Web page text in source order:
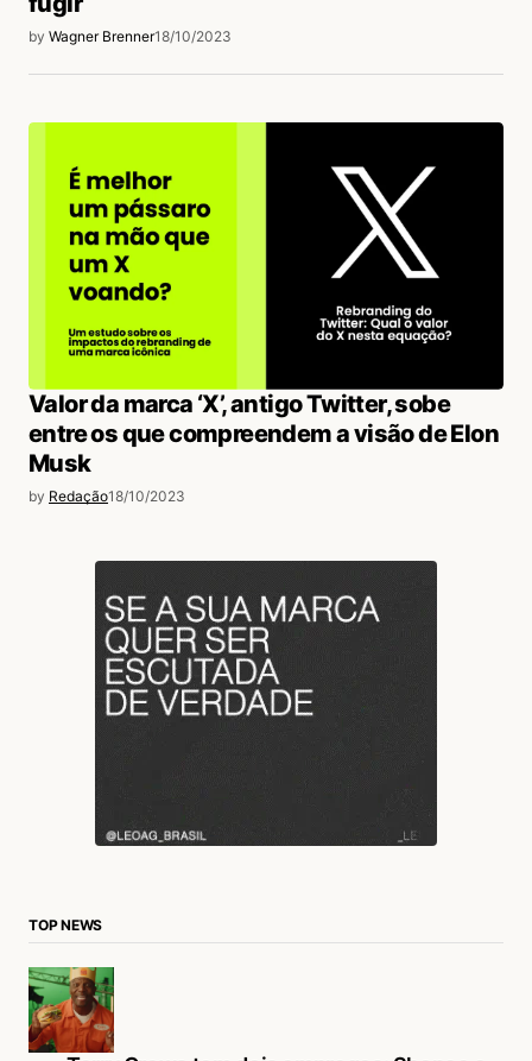
by Wagner Brenner18/10/2023
Valor da marca ‘X’, antigo Twitter, sobe
entre os que compreendem a visão de Elon
Musk
by Redação18/10/2023
TOP NEWS